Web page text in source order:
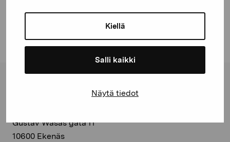
Kiellä
Salli kaikki
Näytä tiedot
Pro Artibus Foundation
Gustav Wasas gata 11
10600 Ekenäs